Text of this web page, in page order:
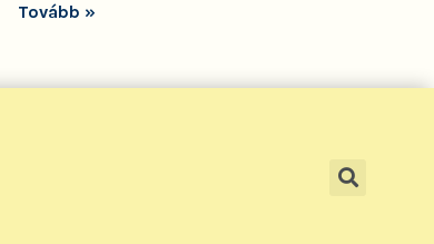
Tovább »